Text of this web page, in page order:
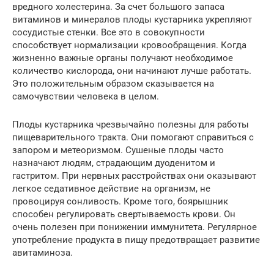
вредного холестерина. За счет большого запаса
витаминов и минералов плоды кустарника укрепляют
сосудистые стенки. Все это в совокупности
способствует нормализации кровообращения. Когда
жизненно важные органы получают необходимое
количество кислорода, они начинают лучше работать.
Это положительным образом сказывается на
самочувствии человека в целом.
Плоды кустарника чрезвычайно полезны для работы
пищеварительного тракта. Они помогают справиться с
запором и метеоризмом. Сушеные плоды часто
назначают людям, страдающим дуоденитом и
гастритом. При нервных расстройствах они оказывают
легкое седативное действие на организм, не
провоцируя сонливость. Кроме того, боярышник
способен регулировать свертываемость крови. Он
очень полезен при понижении иммунитета. Регулярное
употребление продукта в пищу предотвращает развитие
авитаминоза.